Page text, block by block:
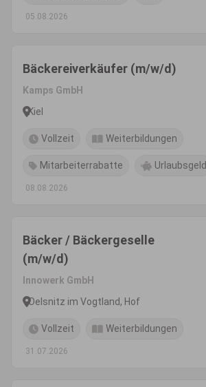
05.08.2026
Bäckereiverkäufer (m/w/d)
Kamps GmbH
Kiel
Vollzeit Weiterbildungen
Mitarbeiterrabatte Urlaubsgeld
08.08.2026
Bäcker / Bäckergeselle
(m/w/d)
Innowerk GmbH
Oelsnitz im Vogtland, Hof
Vollzeit Weiterbildungen
31.07.2026